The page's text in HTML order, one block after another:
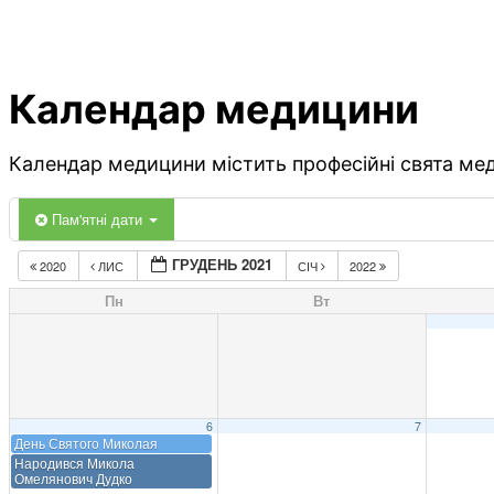
Календар медицини
Календар медицини містить професійні свята
Пам'ятні дати
2020 ЛИС ГРУДЕНЬ 2021 СІЧ 2022
Пн Вт
6
День Святого Миколая
Народився Микола
Омелянович Дудко
7